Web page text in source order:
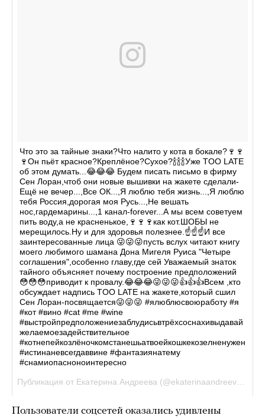
Пользователи соцсетей оказались удивлены